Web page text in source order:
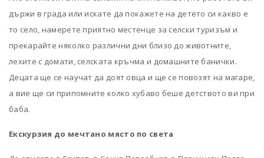
държи в града или искате да покажете на детето си какво е
то село, намерете приятно местенце за селски туризъм и
прекарайте няколко различни дни близо до животните,
лехите с домати, селската кръчма и домашните банички.
Децата ще се научат да доят овца и ще се повозят на магаре,
а вие ще си припомните колко хубаво беше детството ви при
баба.
Екскурзия до мечтано място по света